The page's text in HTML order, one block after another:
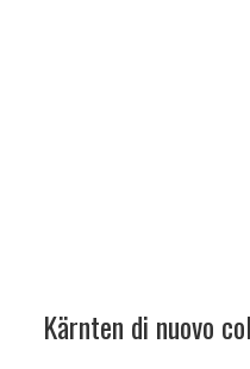
Kärnten di nuovo